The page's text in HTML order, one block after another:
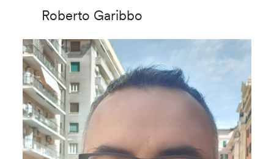
Roberto Garibbo